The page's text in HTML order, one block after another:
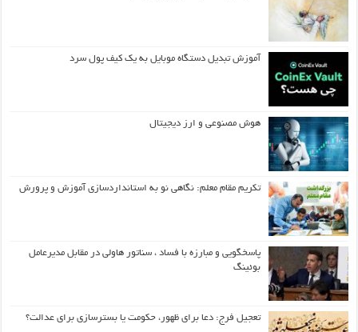
آموزش تبدیل دستگاه موبایل به یک کیف‌ پول سرد
هوش مصنوعی و ارز دیجیتال
تکریم مقام معلم: نگاهی نو به استانداردسازی آموزش و پرورش
پاسخگویی و مبارزه با فساد ، سناتور هاولی در مقابل مدیرعامل
بوئینگ
تعجیل فرج: دعا برای ظهور، حکومت یا بسترسازی برای عدالت؟